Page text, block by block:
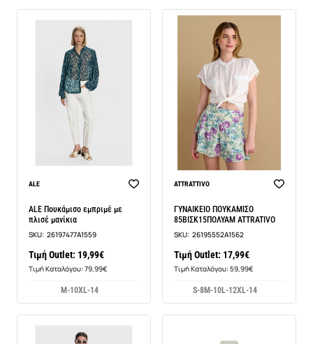
ALE
ALE Πουκάμισο εμπριμέ με
πλισέ μανίκια
SKU: 26197477A1559
Τιμή Outlet: 19,99€
Τιμή Καταλόγου: 79,99€
M-10XL-14
ATTRATTIVO
ΓΥΝΑΙΚΕΙΟ ΠΟΥΚΑΜΙΣΟ
85ΒΙΣΚ15ΠΟΛΥΑΜ ATTRATIVO
SKU: 26195552A1562
Τιμή Outlet: 17,99€
Τιμή Καταλόγου: 59,99€
S-8M-10L-12XL-14